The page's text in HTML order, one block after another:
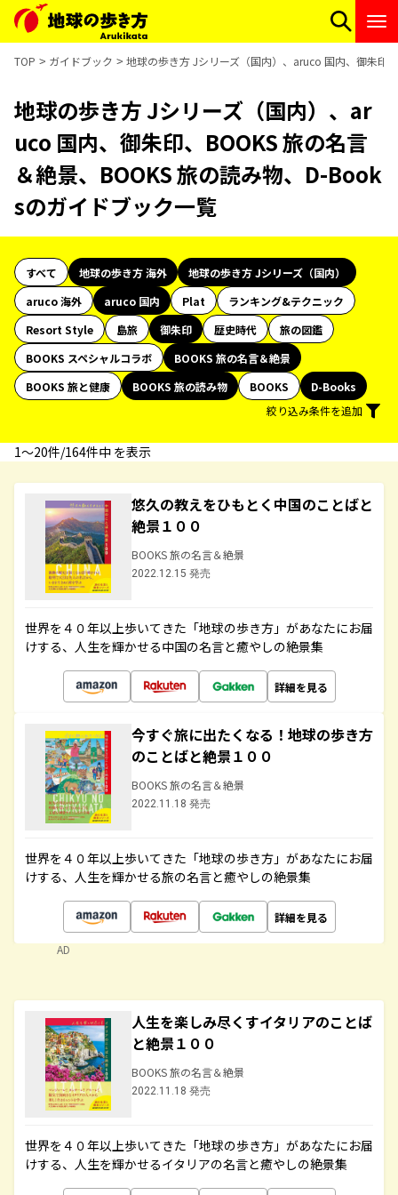
TOP ガイドブック 地球の歩き方 Jシリーズ（国内）、aruco 国内、御朱印
地球の歩き方 Jシリーズ（国内）、ar
uco 国内、御朱印、BOOKS 旅の名言
＆絶景、BOOKS 旅の読み物、D-Book
sのガイドブック一覧
すべて 地球の歩き方 海外
地球の歩き方 Jシリーズ（国内）
aruco 海外
aruco 国内 Plat
ランキング&テクニック
Resort Style
島旅 御朱印 歴史時代
旅の図鑑
BOOKS スペシャルコラボ
BOOKS 旅の名言＆絶景
BOOKS 旅と健康
BOOKS 旅の読み物 BOOKS
D-Books
絞り込み条件を追加
1〜20件/164件中 を表示
悠久の教えをひもとく中国のことばと
絶景１００
BOOKS 旅の名言＆絶景
2022.12.15 発売
世界を４０年以上歩いてきた「地球の歩き方」があなたにお届
けする、人生を輝かせる中国の名言と癒やしの絶景集
詳細を見る
今すぐ旅に出たくなる！地球の歩き方
のことばと絶景１００
BOOKS 旅の名言＆絶景
2022.11.18 発売
世界を４０年以上歩いてきた「地球の歩き方」があなたにお届
けする、人生を輝かせる旅の名言と癒やしの絶景集
詳細を見る
AD
人生を楽しみ尽くすイタリアのことば
と絶景１００
BOOKS 旅の名言＆絶景
2022.11.18 発売
世界を４０年以上歩いてきた「地球の歩き方」があなたにお届
けする、人生を輝かせるイタリアの名言と癒やしの絶景集